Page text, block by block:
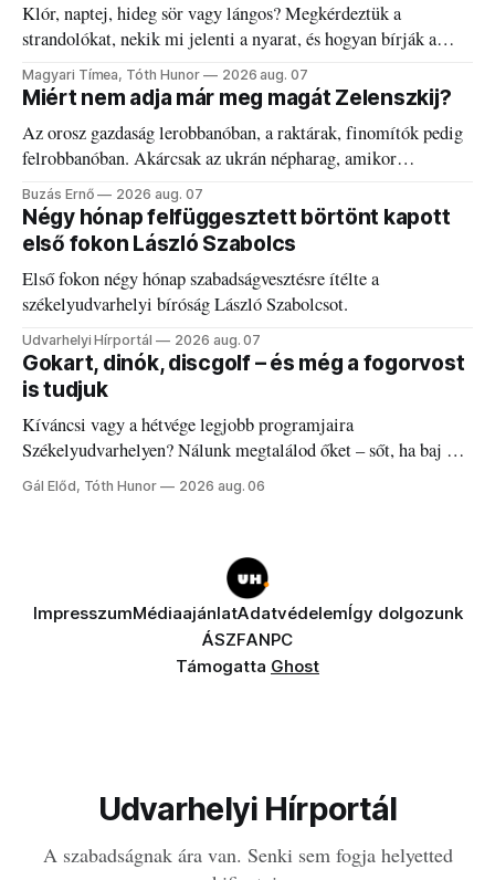
Klór, naptej, hideg sör vagy lángos? Megkérdeztük a
strandolókat, nekik mi jelenti a nyarat, és hogyan bírják a
kánikulát.
Magyari Tímea, Tóth Hunor 2026 aug. 07
Miért nem adja már meg magát Zelenszkij?
Az orosz gazdaság lerobbanóban, a raktárak, finomítók pedig
felrobbanóban. Akárcsak az ukrán népharag, amikor
elégedetlen vezetőivel.
Buzás Ernő 2026 aug. 07
Négy hónap felfüggesztett börtönt kapott
első fokon László Szabolcs
Első fokon négy hónap szabadságvesztésre ítélte a
székelyudvarhelyi bíróság László Szabolcsot.
Udvarhelyi Hírportál 2026 aug. 07
Gokart, dinók, discgolf – és még a fogorvost
is tudjuk
Kíváncsi vagy a hétvége legjobb programjaira
Székelyudvarhelyen? Nálunk megtalálod őket – sőt, ha baj van
a fogaddal, a fogorvosi ügyeletet is!
Gál Előd, Tóth Hunor 2026 aug. 06
ImpresszumMédiaajánlatAdatvédelemÍgy dolgozunk
ÁSZFANPC
Támogatta Ghost
Udvarhelyi Hírportál
A szabadságnak ára van. Senki sem fogja helyetted